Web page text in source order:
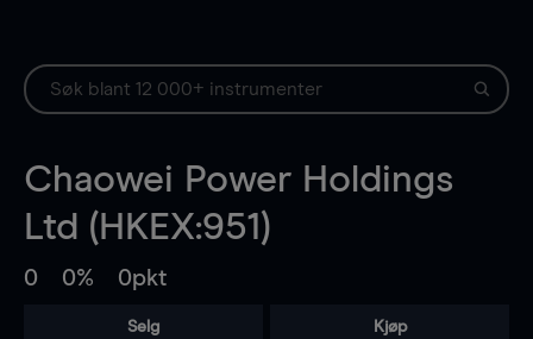
Chaowei Power Holdings
Ltd (HKEX:951)
0 0% 0pkt
Selg Kjøp